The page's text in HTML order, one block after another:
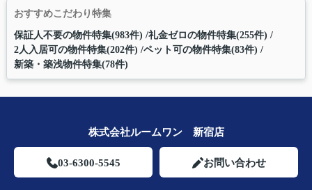
おすすめこだわり特集
保証人不要の物件特集(983件) 礼金ゼロの物件特集(255件)
2人入居可の物件特集(202件) ペット可の物件特集(83件)
新築・築浅物件特集(78件)
株式会社ルームワン 新宿店
03-6300-5545 お問い合わせ